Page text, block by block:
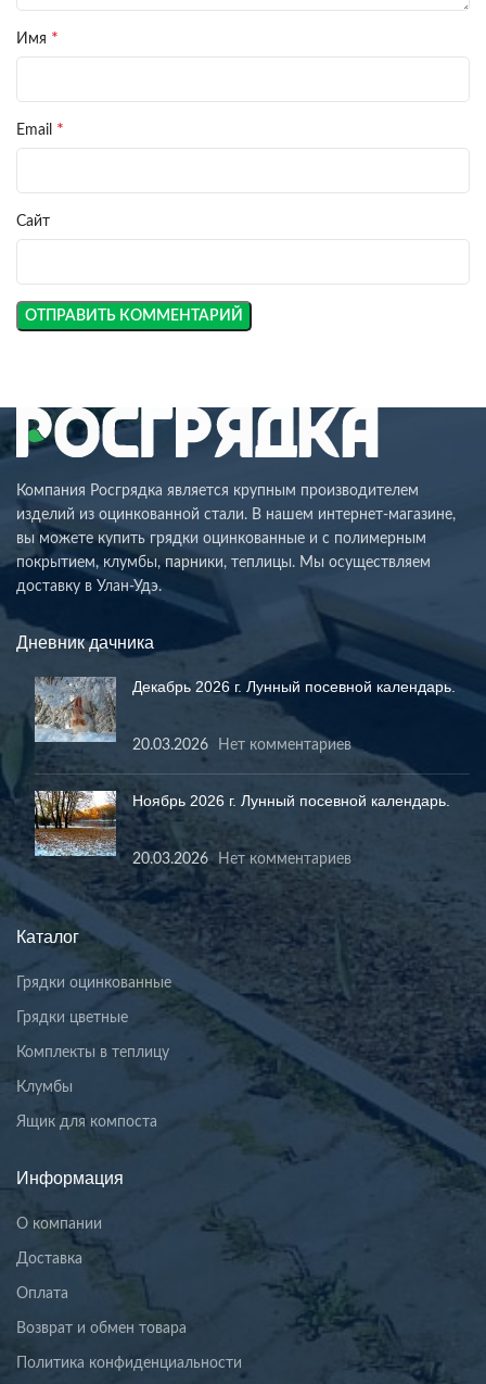
Имя *
Email *
Сайт
Компания Росгрядка является крупным производителем
изделий из оцинкованной стали. В нашем интернет-магазине,
вы можете купить грядки оцинкованные и с полимерным
покрытием, клумбы, парники, теплицы. Мы осуществляем
доставку в Улан-Удэ.
Дневник дачника
Декабрь 2026 г. Лунный посевной календарь.
20.03.2026 Нет комментариев
Ноябрь 2026 г. Лунный посевной календарь.
20.03.2026 Нет комментариев
Каталог
Грядки оцинкованные
Грядки цветные
Комплекты в теплицу
Клумбы
Ящик для компоста
Информация
О компании
Доставка
Оплата
Возврат и обмен товара
Политика конфиденциальности